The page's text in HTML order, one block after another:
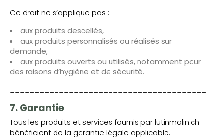
Ce droit ne s’applique pas :
aux produits descellés,
aux produits personnalisés ou réalisés sur
demande,
aux produits ouverts ou utilisés, notamment pour
des raisons d’hygiène et de sécurité.
7. Garantie
Tous les produits et services fournis par lutinmalin.ch
bénéficient de la garantie légale applicable.